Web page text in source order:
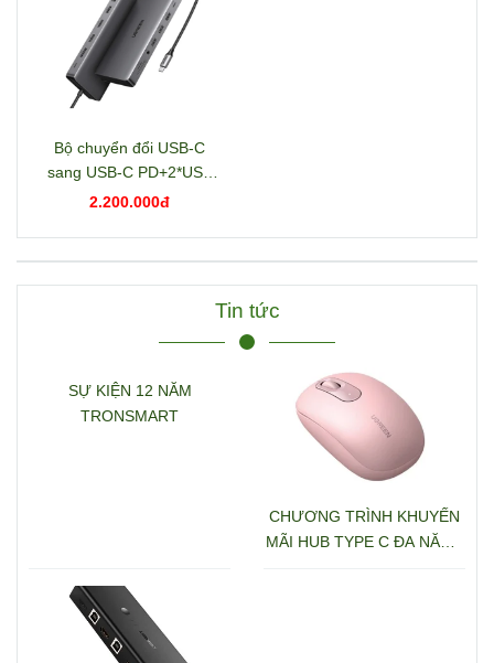
Bộ chuyển đổi USB-C
sang USB-C PD+2*USB
3.2+USB-C 3.2+2*USB
2.200.000đ
Tin tức
SỰ KIỆN 12 NĂM
TRONSMART
CHƯƠNG TRÌNH KHUYẾN
MÃI HUB TYPE C ĐA NĂNG